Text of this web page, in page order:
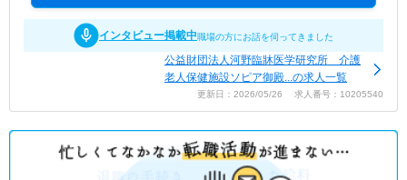
インタビュー掲載中職場の方にお話を伺ってきました
公益財団法人河野臨牀医学研究所 介護
老人保健施設ソピア御殿...の求人一覧
更新日：2026/05/26 求人番号：10205540